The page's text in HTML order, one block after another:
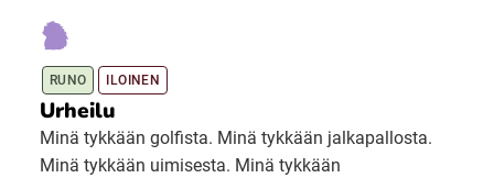
RUNO ILOINEN
Urheilu
Minä tykkään golfista. Minä tykkään jalkapallosta.
Minä tykkään uimisesta. Minä tykkään